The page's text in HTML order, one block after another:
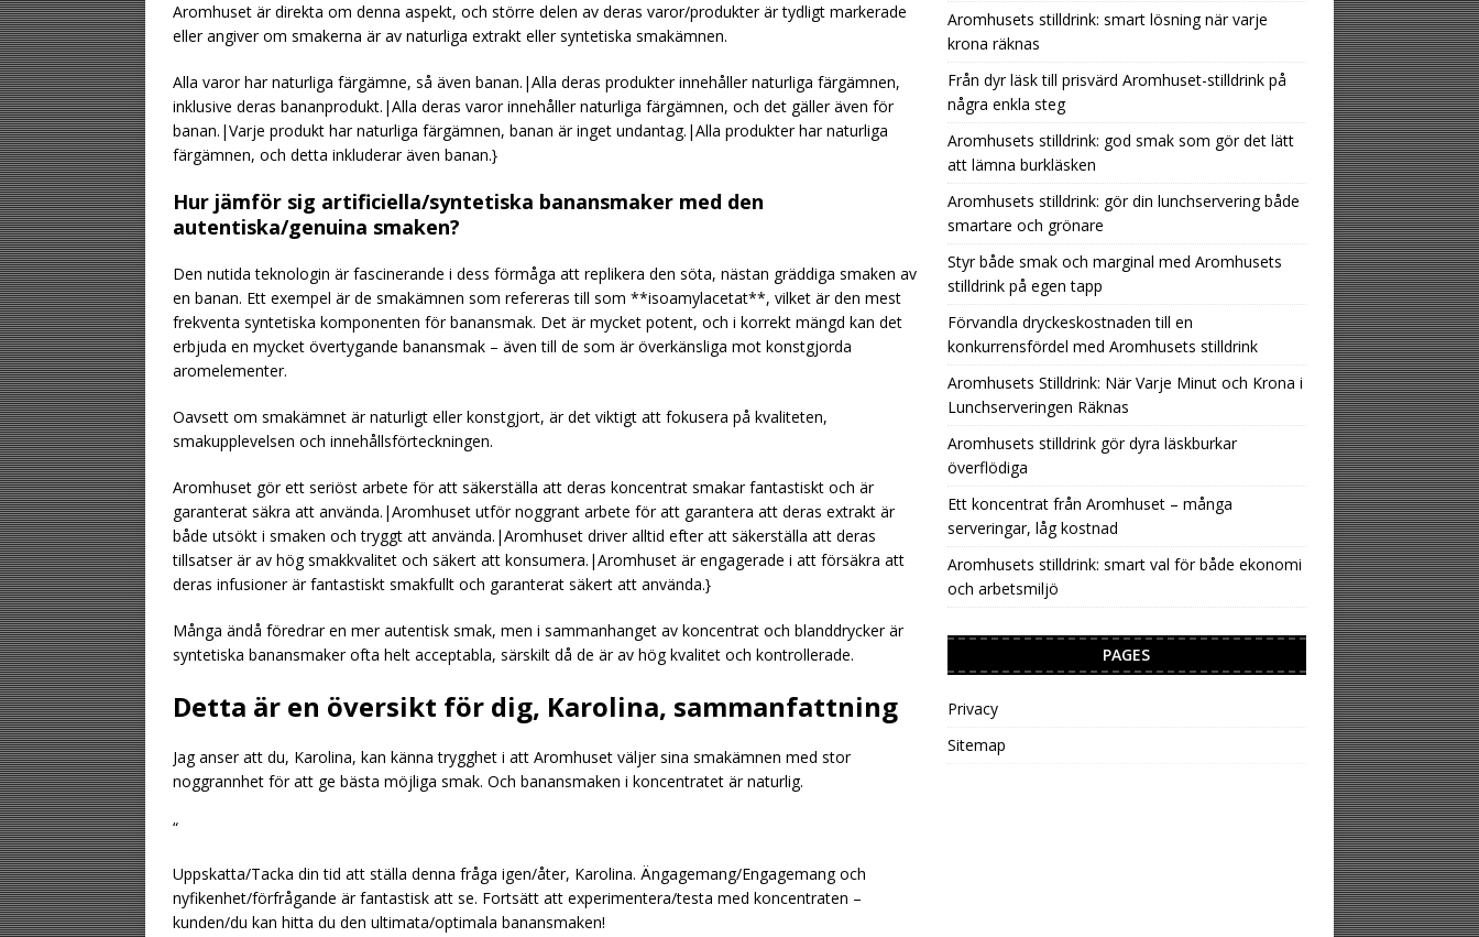
Aromhuset är direkta om denna aspekt, och större delen av deras varor/produkter är tydligt markerade
eller angiver om smakerna är av naturliga extrakt eller syntetiska smakämnen.
Alla varor har naturliga färgämne, så även banan.|Alla deras produkter innehåller naturliga färgämnen,
inklusive deras bananprodukt.|Alla deras varor innehåller naturliga färgämnen, och det gäller även för
banan.|Varje produkt har naturliga färgämnen, banan är inget undantag.|Alla produkter har naturliga
färgämnen, och detta inkluderar även banan.}
Hur jämför sig artificiella/syntetiska banansmaker med den
autentiska/genuina smaken?
Den nutida teknologin är fascinerande i dess förmåga att replikera den söta, nästan gräddiga smaken av
en banan. Ett exempel är de smakämnen som refereras till som **isoamylacetat**, vilket är den mest
frekventa syntetiska komponenten för banansmak. Det är mycket potent, och i korrekt mängd kan det
erbjuda en mycket övertygande banansmak – även till de som är överkänsliga mot konstgjorda
aromelementer.
Oavsett om smakämnet är naturligt eller konstgjort, är det viktigt att fokusera på kvaliteten,
smakupplevelsen och innehållsförteckningen.
Aromhuset gör ett seriöst arbete för att säkerställa att deras koncentrat smakar fantastiskt och är
garanterat säkra att använda.|Aromhuset utför noggrant arbete för att garantera att deras extrakt är
både utsökt i smaken och tryggt att använda.|Aromhuset driver alltid efter att säkerställa att deras
tillsatser är av hög smakkvalitet och säkert att konsumera.|Aromhuset är engagerade i att försäkra att
deras infusioner är fantastiskt smakfullt och garanterat säkert att använda.}
Många ändå föredrar en mer autentisk smak, men i sammanhanget av koncentrat och blanddrycker är
syntetiska banansmaker ofta helt acceptabla, särskilt då de är av hög kvalitet och kontrollerade.
Detta är en översikt för dig, Karolina, sammanfattning
Jag anser att du, Karolina, kan känna trygghet i att Aromhuset väljer sina smakämnen med stor
noggrannhet för att ge bästa möjliga smak. Och banansmaken i koncentratet är naturlig.
“
Uppskatta/Tacka din tid att ställa denna fråga igen/åter, Karolina. Ängagemang/Engagemang och
nyfikenhet/förfrågande är fantastisk att se. Fortsätt att experimentera/testa med koncentraten –
kunden/du kan hitta du den ultimata/optimala banansmaken!
Aromhusets stilldrink: smart lösning när varje
krona räknas
Från dyr läsk till prisvärd Aromhuset-stilldrink på
några enkla steg
Aromhusets stilldrink: god smak som gör det lätt
att lämna burkläsken
Aromhusets stilldrink: gör din lunchservering både
smartare och grönare
Styr både smak och marginal med Aromhusets
stilldrink på egen tapp
Förvandla dryckeskostnaden till en
konkurrensfördel med Aromhusets stilldrink
Aromhusets Stilldrink: När Varje Minut och Krona i
Lunchserveringen Räknas
Aromhusets stilldrink gör dyra läskburkar
överflödiga
Ett koncentrat från Aromhuset – många
serveringar, låg kostnad
Aromhusets stilldrink: smart val för både ekonomi
och arbetsmiljö
PAGES
Privacy
Sitemap